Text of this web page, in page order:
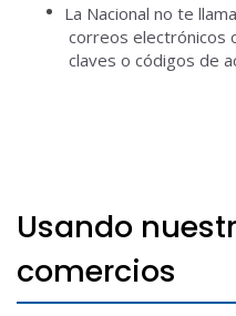
La Nacional no te
correos electrónicos
claves o códigos de
Usando
comercios